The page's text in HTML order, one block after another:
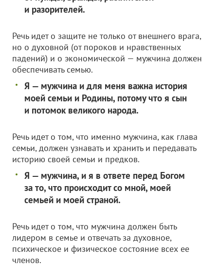
и разорителей.
Речь идет о защите не только от внешнего врага,
но о духовной (от пороков и нравственных
падений) и о экономической — мужчина должен
обеспечивать семью.
Я — мужчина и для меня важна история
моей семьи и Родины, потому что я сын
и потомок великого народа.
Речь идет о том, что именно мужчина, как глава
семьи, должен узнавать и хранить и передавать
историю своей семьи и предков.
Я — мужчина, и я в ответе перед Богом
за то, что происходит со мной, моей
семьей и моей страной.
Речь идет о том, что мужчина должен быть
лидером в семье и отвечать за духовное,
психическое и физическое состояние всех ее
членов.